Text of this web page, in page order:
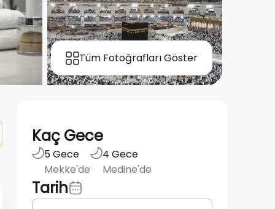
Tüm Fotoğrafları Göster
Kaç Gece
5 Gece
Mekke'de
4 Gece
Medine'de
Tarih